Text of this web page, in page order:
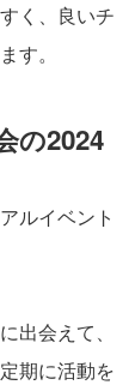
く、良いチ
す。
の2024
ルイベント
出会えて、
期に活動を